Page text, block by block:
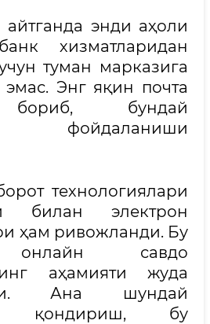
энди аҳоли
хизматларидан
туман марказига
Энг яқин почта
бориб, бундай
фойдаланиши
технологиялари
билан электрон
ҳам ривожланди. Бу
онлайн савдо
аҳамияти жуда
Ана шундай
қондириш, бу